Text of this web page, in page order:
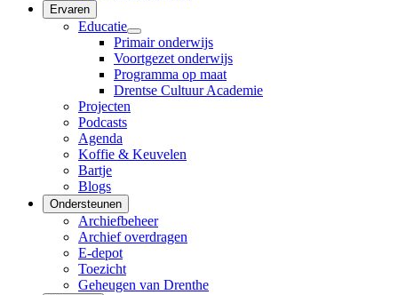
Ervaren
Educatie
Primair onderwijs
Voortgezet onderwijs
Programma op maat
Drentse Cultuur Academie
Projecten
Podcasts
Agenda
Koffie & Keuvelen
Bartje
Blogs
Ondersteunen
Archiefbeheer
Archief overdragen
E-depot
Toezicht
Geheugen van Drenthe